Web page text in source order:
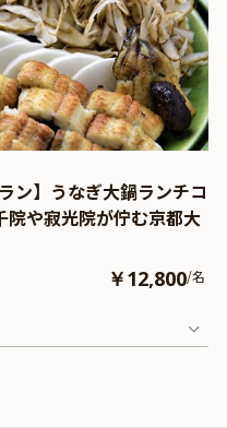
ン】うなぎ大鍋ランチコ
や寂光院が佇む京都大
￥12,800/名